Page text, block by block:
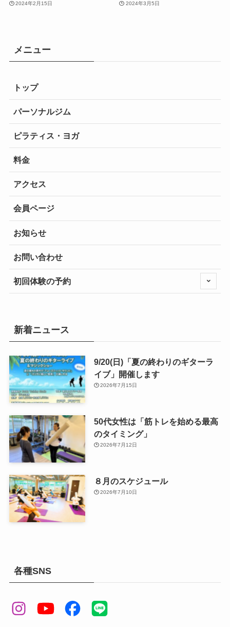
2024年2月15日 2024年3月5日
メニュー
トップ
パーソナルジム
ピラティス・ヨガ
料金
アクセス
会員ページ
お知らせ
お問い合わせ
初回体験の予約
新着ニュース
9/20(日)「夏の終わりのギターラ
イブ」開催します
2026年7月15日
50代女性は「筋トレを始める最高
のタイミング」
2026年7月12日
８月のスケジュール
2026年7月10日
各種SNS